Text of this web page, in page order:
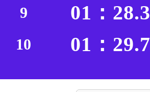
9 01：28.3
10 01：29.7